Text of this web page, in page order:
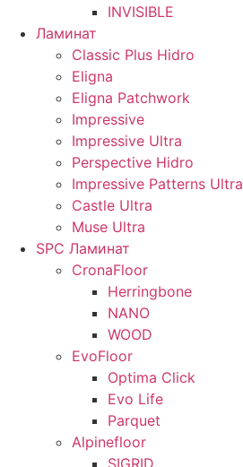
INVISIBLE
Ламинат
Classic Plus Hidro
Eligna
Eligna Patchwork
Impressive
Impressive Ultra
Perspective Hidro
Impressive Patterns Ultra
Castle Ultra
Muse Ultra
SPC Ламинат
CronaFloor
Herringbone
NANO
WOOD
EvoFloor
Optima Click
Evo Life
Parquet
Alpinefloor
SIGRID